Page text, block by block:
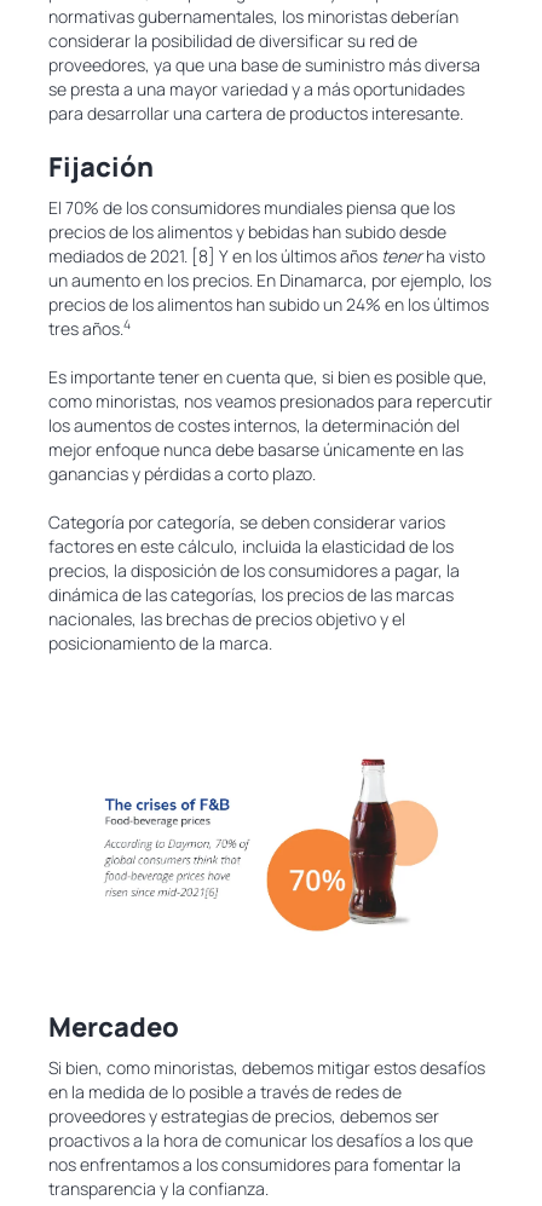
normativas gubernamentales, los minoristas deberían
considerar la posibilidad de diversificar su red de
proveedores, ya que una base de suministro más diversa
se presta a una mayor variedad y a más oportunidades
para desarrollar una cartera de productos interesante.
Fijación
El 70% de los consumidores mundiales piensa que los
precios de los alimentos y bebidas han subido desde
mediados de 2021. [8] Y en los últimos años tenerha visto
un aumento en los precios. En Dinamarca, por ejemplo, los
precios de los alimentos han subido un 24% en los últimos
tres años.4
Es importante tener en cuenta que, si bien es posible que,
como minoristas, nos veamos presionados para repercutir
los aumentos de costes internos, la determinación del
mejor enfoque nunca debe basarse únicamente en las
ganancias y pérdidas a corto plazo.
Categoría por categoría, se deben considerar varios
factores en este cálculo, incluida la elasticidad de los
precios, la disposición de los consumidores a pagar, la
dinámica de las categorías, los precios de las marcas
nacionales, las brechas de precios objetivo y el
posicionamiento de la marca.
Mercadeo
Si bien, como minoristas, debemos mitigar estos desafíos
en la medida de lo posible a través de redes de
proveedores y estrategias de precios, debemos ser
proactivos a la hora de comunicar los desafíos a los que
nos enfrentamos a los consumidores para fomentar la
transparencia y la confianza.